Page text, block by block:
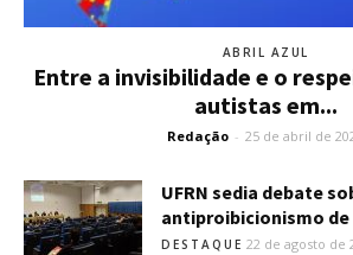
ABRIL AZUL
Entre a invisibilidade e o
autistas em...
Redação - 25 de abril de
UFRN sedia debate
antiproibicionismo de
DESTAQUE 22 de agosto de